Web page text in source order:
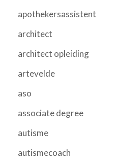
apothekersassistent
architect
architect opleiding
artevelde
aso
associate degree
autisme
autismecoach